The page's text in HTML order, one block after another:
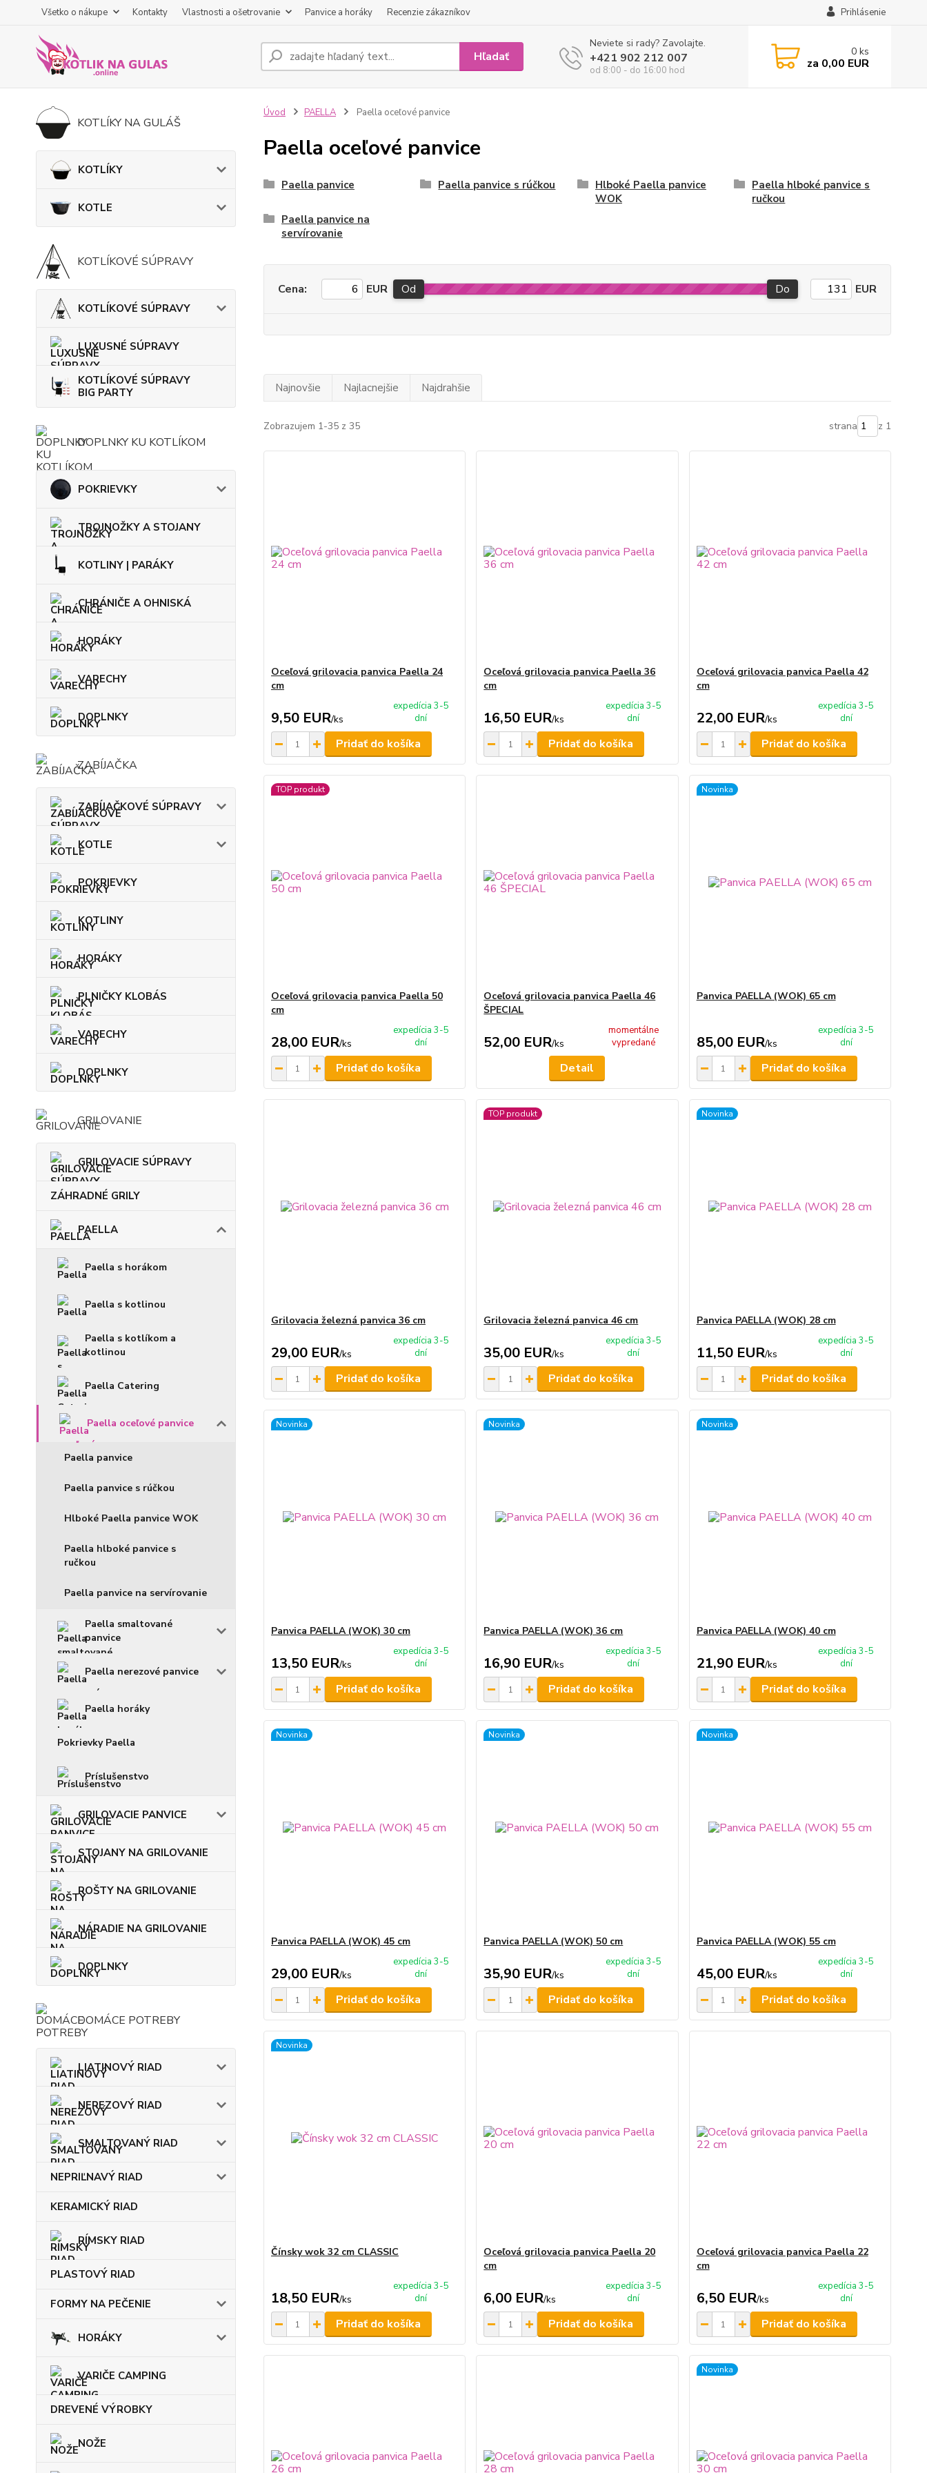
Všetko o nákupe Kontakty Vlastnosti a ošetrovanie Panvice a horáky Recenzie zákazníkov Prihlásenie
Hľadať
Neviete si rady? Zavolajte.
+421 902 212 007
od 8:00 - do 16:00 hod
0 ks
za 0,00 EUR
KOTLÍKY NA GULÁŠ
KOTLÍKY
KOTLE
KOTLÍKOVÉ SÚPRAVY
KOTLÍKOVÉ SÚPRAVY
LUXUSNÉ SÚPRAVY
KOTLÍKOVÉ SÚPRAVY
BIG PARTY
DOPLNKY KU KOTLÍKOM
POKRIEVKY
TROJNOŽKY A STOJANY
KOTLINY | PARÁKY
CHRÁNIČE A OHNISKÁ
HORÁKY
VARECHY
DOPLNKY
ZABÍJAČKA
ZABÍJAČKOVÉ SÚPRAVY
KOTLE
POKRIEVKY
KOTLINY
HORÁKY
PLNIČKY KLOBÁS
VARECHY
DOPLNKY
GRILOVANIE
GRILOVACIE SÚPRAVY
ZÁHRADNÉ GRILY
PAELLA
Paella s horákom
Paella s kotlinou
Paella s kotlíkom a
kotlinou
Paella Catering
Paella oceľové panvice
Paella panvice
Paella panvice s rúčkou
Hlboké Paella panvice WOK
Paella hlboké panvice s
ručkou
Paella panvice na servírovanie
Paella smaltované
panvice
Paella nerezové panvice
Paella horáky
Pokrievky Paella
Príslušenstvo
GRILOVACIE PANVICE
STOJANY NA GRILOVANIE
ROŠTY NA GRILOVANIE
NÁRADIE NA GRILOVANIE
DOPLNKY
DOMÁCE POTREBY
LIATINOVÝ RIAD
NEREZOVÝ RIAD
SMALTOVANÝ RIAD
NEPRIĽNAVÝ RIAD
KERAMICKÝ RIAD
RÍMSKY RIAD
PLASTOVÝ RIAD
FORMY NA PEČENIE
HORÁKY
VARIČE CAMPING
DREVENÉ VÝROBKY
NOŽE
Úvod PAELLA Paella oceľové panvice
Paella oceľové panvice
Paella panvice Paella panvice s rúčkou
Hlboké Paella panvice
WOK
Paella hlboké panvice s
ručkou
Paella panvice na
servírovanie
Cena: EUR Od Do EUR
Najnovšie Najlacnejšie Najdrahšie
Zobrazujem 1-35 z 35 strana z 1
Oceľová grilovacia panvica Paella 24
cm
9,50 EUR/ks
expedícia 3-5
dní
Pridať do košíka
Oceľová grilovacia panvica Paella 36
cm
16,50 EUR/ks
expedícia 3-5
dní
Pridať do košíka
Oceľová grilovacia panvica Paella 42
cm
22,00 EUR/ks
expedícia 3-5
dní
Pridať do košíka
TOP produkt
Oceľová grilovacia panvica Paella 50
cm
28,00 EUR/ks
expedícia 3-5
dní
Pridať do košíka
Oceľová grilovacia panvica Paella 46
ŠPECIAL
52,00 EUR/ks
momentálne
vypredané
Detail
Novinka
Panvica PAELLA (WOK) 65 cm
85,00 EUR/ks
expedícia 3-5
dní
Pridať do košíka
Grilovacia železná panvica 36 cm
29,00 EUR/ks
expedícia 3-5
dní
Pridať do košíka
TOP produkt
Grilovacia železná panvica 46 cm
35,00 EUR/ks
expedícia 3-5
dní
Pridať do košíka
Novinka
Panvica PAELLA (WOK) 28 cm
11,50 EUR/ks
expedícia 3-5
dní
Pridať do košíka
Novinka
Panvica PAELLA (WOK) 30 cm
13,50 EUR/ks
expedícia 3-5
dní
Pridať do košíka
Novinka
Panvica PAELLA (WOK) 36 cm
16,90 EUR/ks
expedícia 3-5
dní
Pridať do košíka
Novinka
Panvica PAELLA (WOK) 40 cm
21,90 EUR/ks
expedícia 3-5
dní
Pridať do košíka
Novinka
Panvica PAELLA (WOK) 45 cm
29,00 EUR/ks
expedícia 3-5
dní
Pridať do košíka
Novinka
Panvica PAELLA (WOK) 50 cm
35,90 EUR/ks
expedícia 3-5
dní
Pridať do košíka
Novinka
Panvica PAELLA (WOK) 55 cm
45,00 EUR/ks
expedícia 3-5
dní
Pridať do košíka
Novinka
Čínsky wok 32 cm CLASSIC
18,50 EUR/ks
expedícia 3-5
dní
Pridať do košíka
Oceľová grilovacia panvica Paella 20
cm
6,00 EUR/ks
expedícia 3-5
dní
Pridať do košíka
Oceľová grilovacia panvica Paella 22
cm
6,50 EUR/ks
expedícia 3-5
dní
Pridať do košíka
Novinka